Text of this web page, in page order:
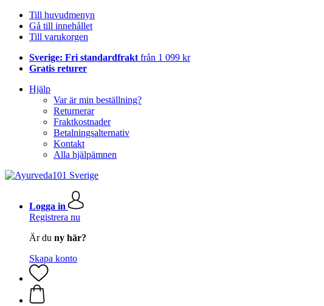
Till huvudmenyn
Gå till innehållet
Till varukorgen
Sverige: Fri standardfrakt från 1 099 kr
Gratis returer
Hjälp
Var är min beställning?
Returnerar
Fraktkostnader
Betalningsalternativ
Kontakt
Alla hjälpämnen
Logga in
Registrera nu
Är du ny här?
Skapa konto